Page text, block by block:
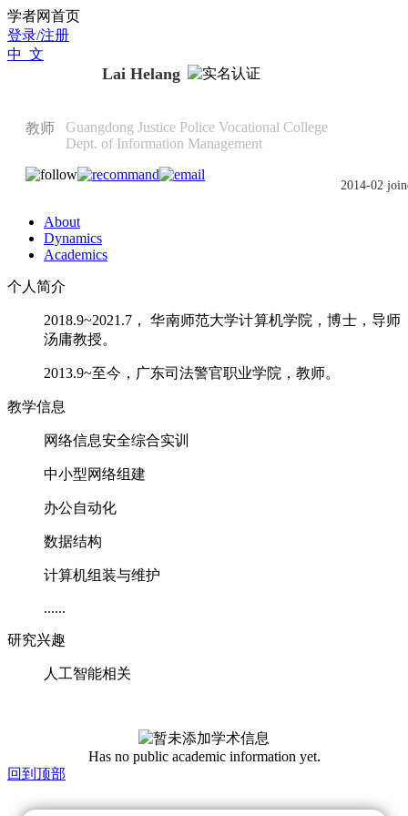
学者网首页
登录/注册
中 文
Lai Helang
教师
Guangdong Justice Police Vocational College
Dept. of Information Management
2014-02
About
Dynamics
Academics
个人简介
2018.9~2021.7，华南师范大学计算机学院，博士，导师
汤庸教授。
2013.9~至今，广东司法警官职业学院，教师。
教学信息
网络信息安全综合实训
中小型网络组建
办公自动化
数据结构
计算机组装与维护
......
研究兴趣
人工智能相关
Has no public academic information yet.
回到顶部